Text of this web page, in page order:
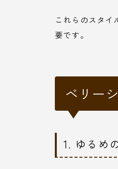
これらのスタ
要です。
ベリー
1. ゆるめ